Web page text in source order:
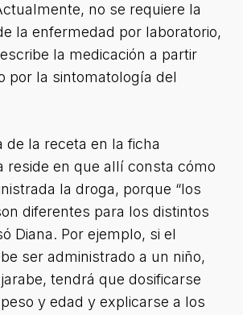
no se requiere la
la enfermedad por laboratorio,
la medicación a partir
por la sintomatología del
de la receta en la ficha
reside en que allí consta cómo
la droga, porque “los
diferentes para los distintos
Diana. Por ejemplo, si el
ser administrado a un niño,
tendrá que dosificarse
y edad y explicarse a los